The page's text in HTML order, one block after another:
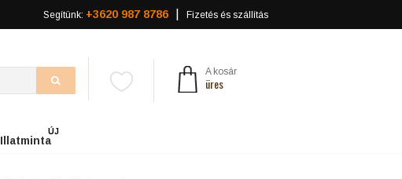
Segítünk: +3620 987 8786 Fizetés és szállítás
A kosár
üres
Illatminta
ÚJ